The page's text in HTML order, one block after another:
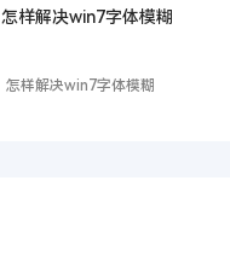
怎样解决win7字体模糊
怎样解决win7字体模糊